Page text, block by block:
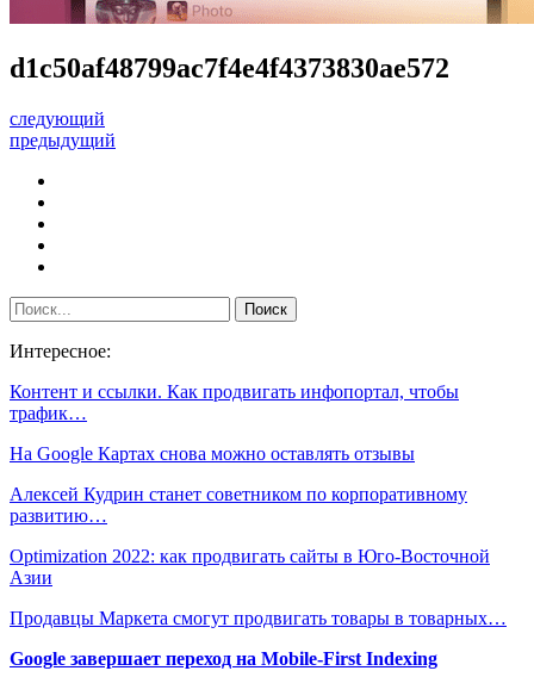
d1c50af48799ac7f4e4f4373830ae572
следующий
предыдущий
Интересное:
Контент и ссылки. Как продвигать инфопортал, чтобы
трафик…
На Google Картах снова можно оставлять отзывы
Алексей Кудрин станет советником по корпоративному
развитию…
Optimization 2022: как продвигать сайты в Юго-Восточной
Азии
Продавцы Маркета смогут продвигать товары в товарных…
Google завершает переход на Mobile-First Indexing